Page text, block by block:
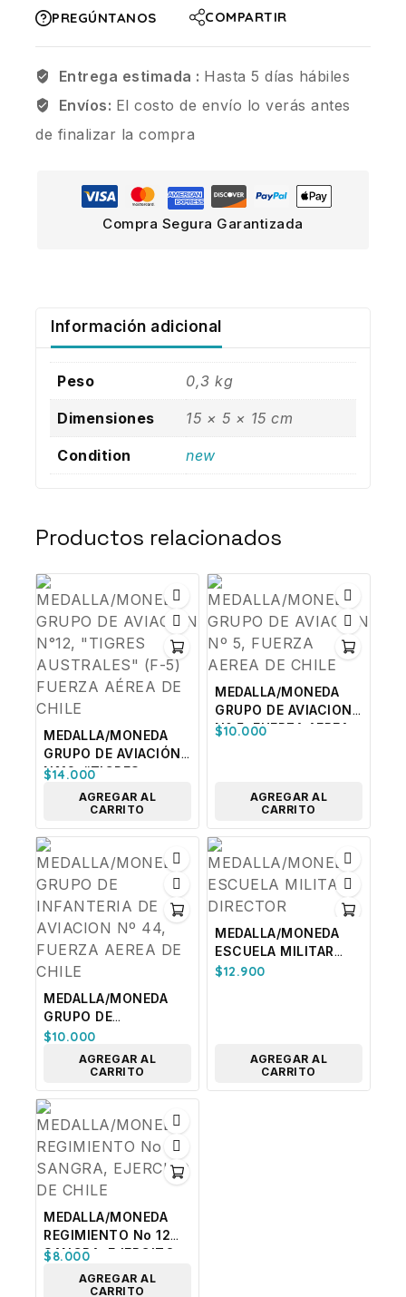
PREGÚNTANOS
COMPARTIR
Entrega estimada : Hasta 5 días hábiles
Envíos: El costo de envío lo verás antes
de finalizar la compra
Compra Segura Garantizada
Información adicional
Peso 0,3 kg
Dimensiones 15 × 5 × 15 cm
Condition new
Productos relacionados
MEDALLA/MONEDA
GRUPO DE AVIACIÓN
N°12, “TIGRES
AUSTRALES” (F-5)
FUERZA AÉREA DE
CHILE
$14.000
AGREGAR AL
CARRITO
MEDALLA/MONEDA
GRUPO DE AVIACION
Nº 5, FUERZA AEREA
$10.000
AGREGAR AL
CARRITO
MEDALLA/MONEDA
GRUPO DE
INFANTERIA DE
AVIACION Nº 44,
FUERZA AEREA DE
CHILE
$10.000
AGREGAR AL
CARRITO
MEDALLA/MONEDA
ESCUELA MILITAR
DIRECTOR
$12.900
AGREGAR AL
CARRITO
MEDALLA/MONEDA
REGIMIENTO No 12
SANGRA, EJERCITO
DE CHILE
$8.000
AGREGAR AL
CARRITO